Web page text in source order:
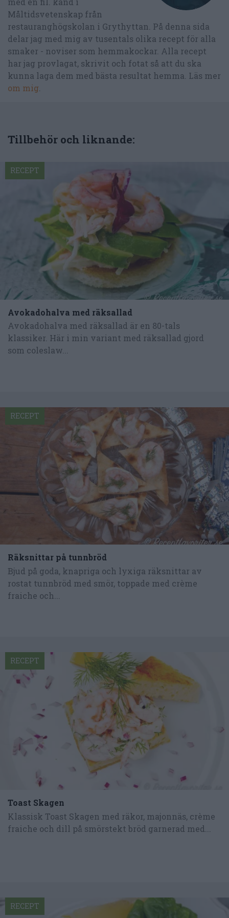
Måltidsvetenskap från
restauranghögskolan i Grythyttan. På denna sida
delar jag med mig av tusentals olika recept för alla
smaker - noviser som hemmakockar. Alla recept
har jag provlagat, skrivit och fotat så att du ska
kunna laga dem med bästa resultat hemma. Läs mer
om mig
Tillbehör och liknande:
Avokadohalva med räksallad
Avokadohalva med räksallad är en 80-tals
klassiker. Här i min variant med räksallad gjord
som coleslaw...
RECEPT
Räksnittar på tunnbröd
Bjud på goda, knapriga och lyxiga räksnittar av
rostat tunnbröd med smör, toppade med crème
fraiche och...
RECEPT
Toast Skagen
Klassisk Toast Skagen med räkor, majonnäs, crème
fraiche och dill på smörstekt bröd garnerad med...
RECEPT
RECEPT